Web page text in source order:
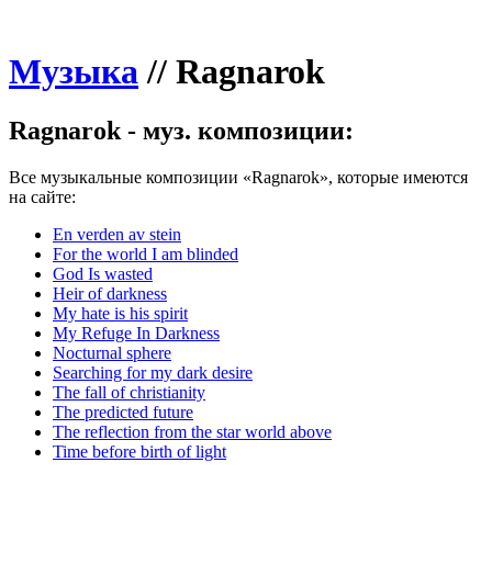
Музыка// Ragnarok
Ragnarok - муз. композиции:
Все музыкальные композиции «Ragnarok», которые имеются
на сайте:
En verden av stein
For the world I am blinded
God Is wasted
Heir of darkness
My hate is his spirit
My Refuge In Darkness
Nocturnal sphere
Searching for my dark desire
The fall of christianity
The predicted future
The reflection from the star world above
Time before birth of light